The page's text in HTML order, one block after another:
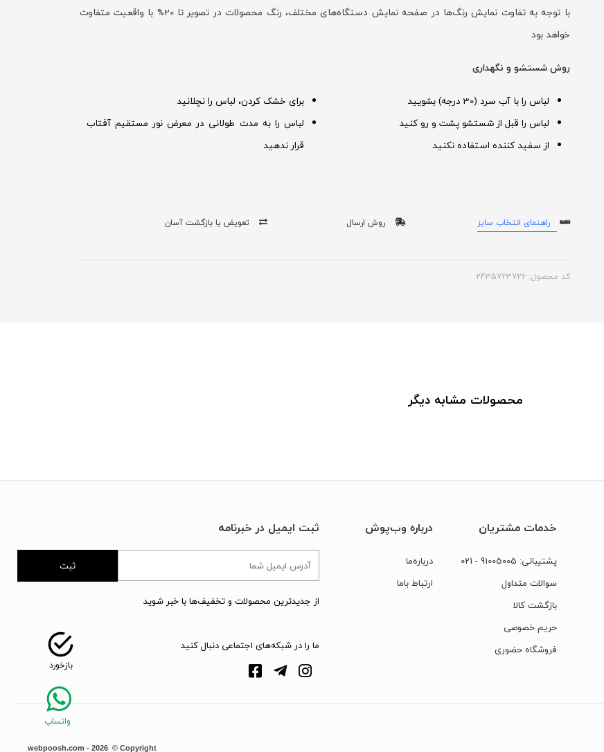
با توجه به تفاوت نمایش رنگ‌ها در صفحه نمایش دستگاه‌های مختلف، رنگ محصولات در تصویر تا 20% با واقعیت متفاوت
خواهد بود
روش شستشو و نگهداری
لباس را با آب سرد (30 درجه) بشویید
لباس را قبل از شستشو پشت و رو کنید
از سفید کننده استفاده نکنید
برای خشک کردن، لباس را نچلانید
لباس را به مدت طولانی در معرض نور مستقیم آفتاب
قرار ندهید
راهنمای انتخاب سایز روش ارسال تعویض یا بازگشت آسان
کد محصول: 2435723726
محصولات مشابه دیگر
خدمات مشتریان
پشتیبانی: 91005005
- 021
سوالات متداول
بازگشت کالا
حریم خصوصی
فروشگاه حضوری
درباره وب‌پوش
درباره‌ما
ارتباط‌ با‌ما
ثبت ایمیل در خبرنامه
ثبت
از جدیدترین محصولات و تخفیف‌ها با خبر شوید
ما را در شبکه‌های اجتماعی دنبال کنید
webpoosh.com - 2026 © Copyright